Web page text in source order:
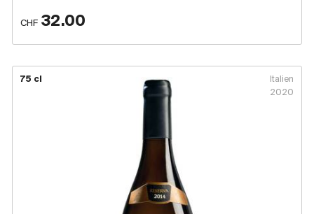
CHF 32.00
75 cl
Italien
2020